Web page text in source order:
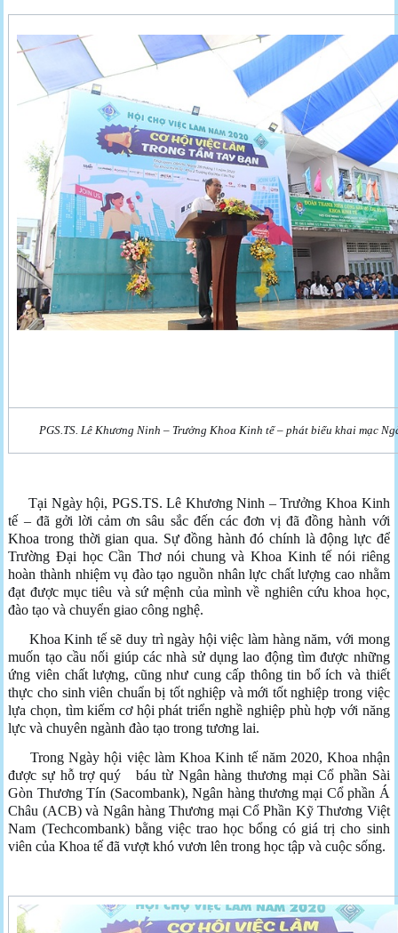
PGS.TS. Lê Khương Ninh – Trưởng Khoa Kinh tế – phát biểu khai mạc
Tại Ngày hội, PGS.TS. Lê Khương Ninh – Trưởng Khoa Kinh
tế – đã gởi lời cảm ơn sâu sắc đến các đơn vị đã đồng hành với
Khoa trong thời gian qua. Sự đồng hành đó chính là động lực để
Trường Đại học Cần Thơ nói chung và Khoa Kinh tế nói riêng
hoàn thành nhiệm vụ đào tạo nguồn nhân lực chất lượng cao nhằm
đạt được mục tiêu và sứ mệnh của mình về nghiên cứu khoa học,
đào tạo và chuyển giao công nghệ.
Khoa Kinh tế sẽ duy trì ngày hội việc làm hàng năm, với mong
muốn tạo cầu nối giúp các nhà sử dụng lao động tìm được những
ứng viên chất lượng, cũng như cung cấp thông tin bổ ích và thiết
thực cho sinh viên chuẩn bị tốt nghiệp và mới tốt nghiệp trong việc
lựa chọn, tìm kiếm cơ hội phát triển nghề nghiệp phù hợp với năng
lực và chuyên ngành đào tạo trong tương lai.
Trong Ngày hội việc làm Khoa Kinh tế năm 2020, Khoa nhận
được sự hỗ trợ quý báu từ Ngân hàng thương mại Cổ phần Sài
Gòn Thương Tín (Sacombank), Ngân hàng thương mại Cổ phần Á
Châu (ACB) và Ngân hàng Thương mại Cổ Phần Kỹ Thương Việt
Nam (Techcombank) bằng việc trao học bổng có giá trị cho sinh
viên của Khoa tế đã vượt khó vươn lên trong học tập và cuộc sống.